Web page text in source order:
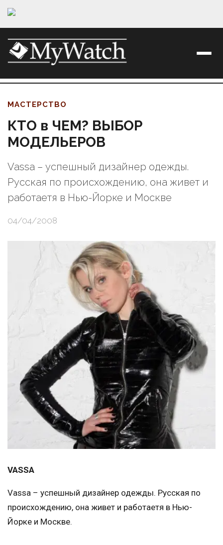
МАСТЕРСТВО
КТО в ЧЕМ? ВЫБОР
МОДЕЛЬЕРОВ
Vassa – успешный дизайнер одежды.
Русская по происхождению, она живет и
работаетя в Нью-Йорке и Москве
04/04/2008
VASSA
Vassa – успешный дизайнер одежды. Русская по
происхождению, она живет и работаетя в Нью-
Йорке и Москве.